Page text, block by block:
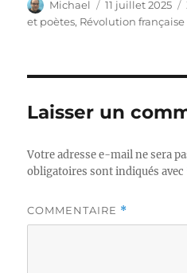
Auteur
Michael
Publié
le
11 juillet 2025
et poètes, Révolution française
Laisser un
Votre adresse e-mail ne sera
obligatoires sont indiqués avec
COMMENTAIRE *